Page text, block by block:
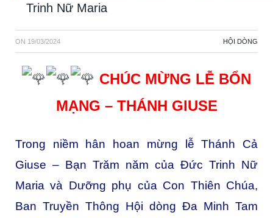
Trinh Nữ Maria
ON 19/03/2024 HỘI DÒNG
CHÚC MỪNG LỄ BỔN
MẠNG – THÁNH GIUSE
Trong niềm hân hoan mừng lễ Thánh Cả
Giuse – Bạn Trăm năm của Đức Trinh Nữ
Maria và Dưỡng phụ của Con Thiên Chúa,
Ban Truyền Thông Hội dòng Đa Minh Tam